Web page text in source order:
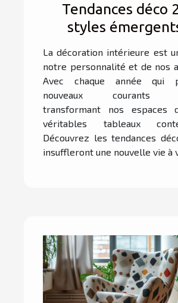
Tendances déco
styles
couleurs en vogue
votre
La décoration intérieure est
notre personnalité et de nos
Avec chaque année qui
nouveaux courants
transformant nos espaces
véritables tableaux
Découvrez les tendances
insuffleront une nouvelle vie à